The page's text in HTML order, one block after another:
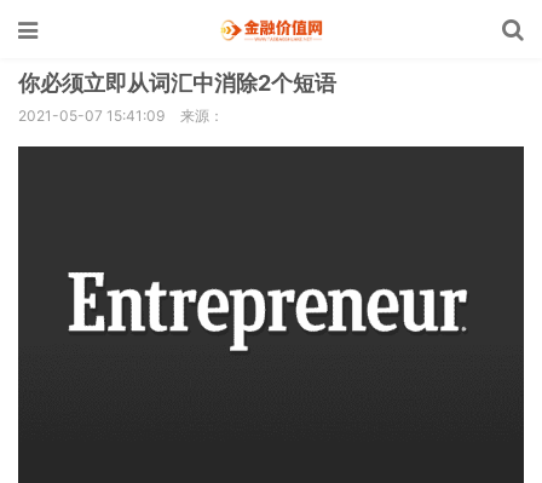
你必须立即从词汇中消除2个短语
2021-05-07 15:41:09 来源：